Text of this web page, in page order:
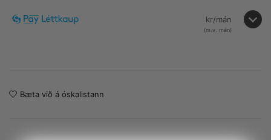
kr/mán
(m.v. mán)
Bæta við á óskalistann